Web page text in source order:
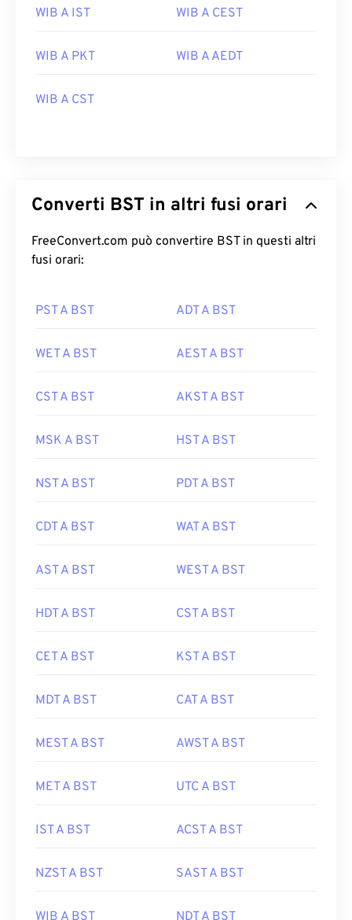
WIB A IST WIB A CEST
WIB A PKT WIB A AEDT
WIB A CST
Converti BST in altri fusi orari
FreeConvert.com può convertire BST in questi altri
fusi orari:
PST A BST ADT A BST
WET A BST AEST A BST
CST A BST AKST A BST
MSK A BST HST A BST
NST A BST PDT A BST
CDT A BST WAT A BST
AST A BST WEST A BST
HDT A BST CST A BST
CET A BST KST A BST
MDT A BST CAT A BST
MEST A BST AWST A BST
MET A BST UTC A BST
IST A BST ACST A BST
NZST A BST SAST A BST
WIB A BST NDT A BST